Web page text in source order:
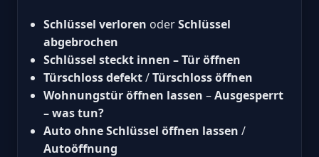
Schlüssel verloren oderSchlüssel
abgebrochen
Schlüssel steckt innen – Tür öffnen
Türschloss defekt/Türschloss öffnen
Wohnungstür öffnen lassen –Ausgesperrt
– was tun?
Auto ohne Schlüssel öffnen lassen /
Autoöffnung